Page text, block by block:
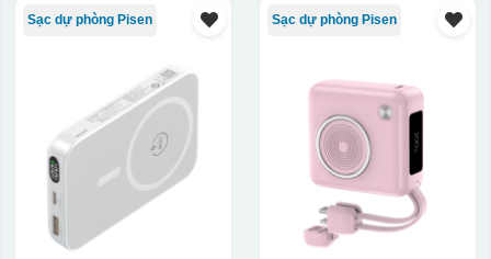
Sạc dự phòng Pisen Sạc dự phòng Pisen